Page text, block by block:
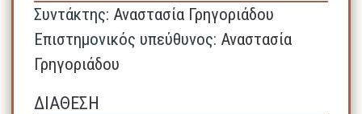
Συντάκτης: Αναστασία Γρηγοριάδου
Επιστημονικός υπεύθυνος: Αναστασία
Γρηγοριάδου
ΔΙΑΘΕΣΗ